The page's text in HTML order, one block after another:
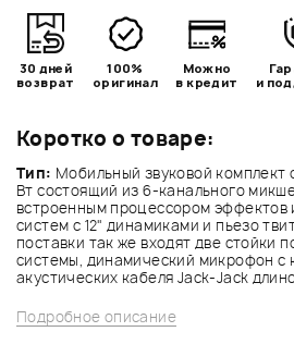
Коротко о товаре:
Тип: Мобильный звуковой
Вт состоящий из 6-канального
встроенным процессором эффектов
систем с 12" динамиками и пьезо
поставки так же входят две стойки
системы, динамический микрофон с
акустических кабеля Jack-Jack
Подробное описание
30 дней
возврат
100%
оригинал
Можно
в кредит
и